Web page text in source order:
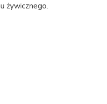
żywicznego.